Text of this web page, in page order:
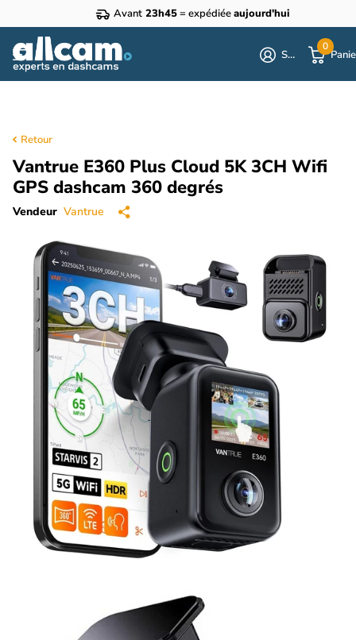
Avant 23h45= expédiéeaujourd'hui
S'identifier
0
Retour
Vantrue E360 Plus Cloud 5K 3CH Wifi
GPS dashcam 360 degrés
Vendeur Vantrue